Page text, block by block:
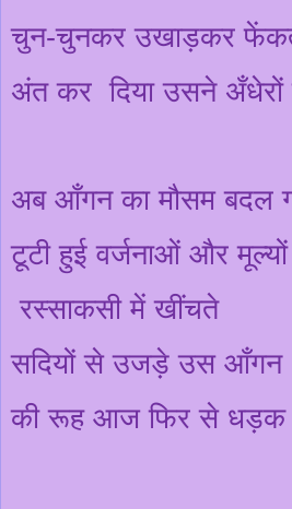
चुन-चुनकर उखाड़कर
अंत कर दिया उसने अँ
अब आँगन का मौसम बदल
टूटी हुई वर्जनाओं और
रस्साकसी में खींचते
सदियों से उजड़े उस आँगन
की रूह आज फिर से धड़क